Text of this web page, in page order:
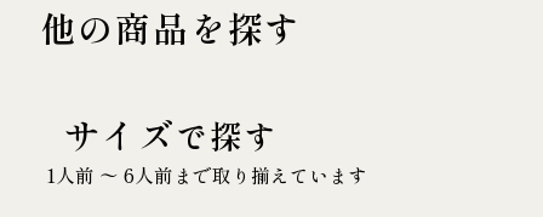
他の商品を探す
サイズで探す
1人前 〜 6人前まで取り揃えています